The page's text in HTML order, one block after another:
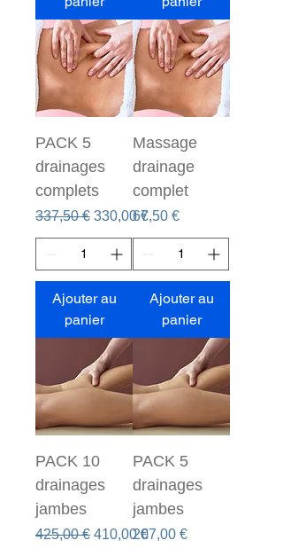
PACK 5
drainages
complets
Prix original
337,50 € Prix promotionnel
330,00 €
Ajouter au
panier
Massage
drainage
complet
Prix
67,50 €
Ajouter au
panier
PACK 10
drainages
jambes
Prix original
425,00 € Prix promotionnel
410,00 €
PACK 5
drainages
jambes
Prix
207,00 €